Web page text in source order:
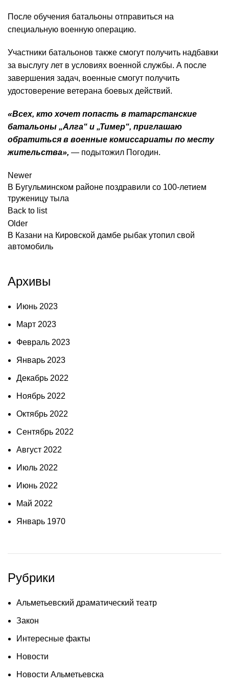
После обучения батальоны отправиться на
специальную военную операцию.
Участники батальонов также смогут получить надбавки
за выслугу лет в условиях военной службы. А после
завершения задач, военные смогут получить
удостоверение ветерана боевых действий.
«Всех, кто хочет попасть в татарстанские
батальоны „Алга“ и „Тимер“, приглашаю
обратиться в военные комиссариаты по месту
жительства», — подытожил Погодин.
Newer
В Бугульминском районе поздравили со 100-летием
труженицу тыла
Back to list
Older
В Казани на Кировской дамбе рыбак утопил свой
автомобиль
Архивы
Июнь 2023
Март 2023
Февраль 2023
Январь 2023
Декабрь 2022
Ноябрь 2022
Октябрь 2022
Сентябрь 2022
Август 2022
Июль 2022
Июнь 2022
Май 2022
Январь 1970
Рубрики
Альметьевский драматический театр
Закон
Интересные факты
Новости
Новости Альметьевска